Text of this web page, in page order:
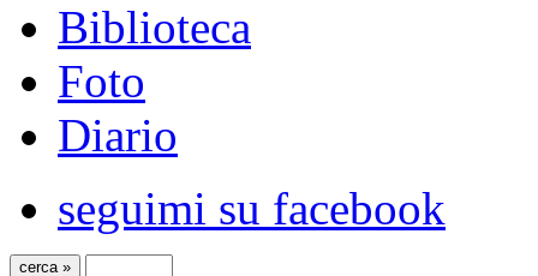
Biblioteca
Foto
Diario
seguimi su facebook